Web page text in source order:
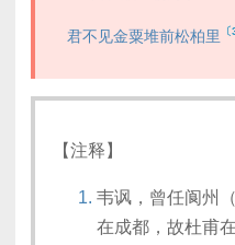
君不见金粟堆前松柏里
【注释】
韦讽，曾任阆州
在成都，故杜甫